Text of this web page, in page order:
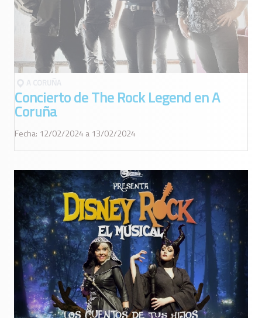
Concierto de The Rock Legend en A
Coruña
Fecha: 12/02/2024 a 13/02/2024